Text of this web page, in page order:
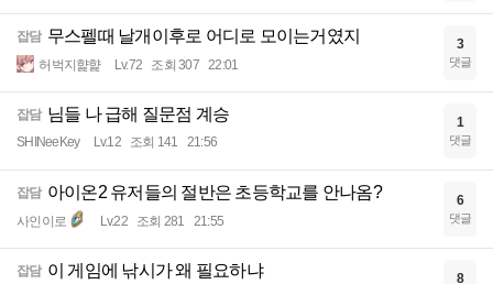
잡담 무스펠때 날개이후로 어디로 모이는거였지
허벅지햝햝 Lv.72 조회 307 22:01
3
댓글
잡담 님들 나 급해 질문점 계승
SHINeeKey Lv.12 조회 141 21:56
1
댓글
잡담 아이온2 유저들의 절반은 초등학교를 안나옴?
사인이로 Lv.22 조회 281 21:55
6
댓글
잡담 이 게임에 낚시가 왜 필요하냐 8